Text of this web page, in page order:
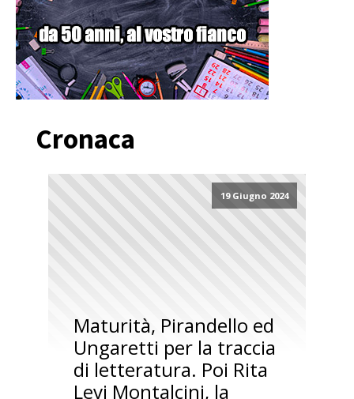
Cronaca
19 Giugno 2024
Maturità, Pirandello ed
Ungaretti per la traccia
di letteratura. Poi Rita
Levi Montalcini, la